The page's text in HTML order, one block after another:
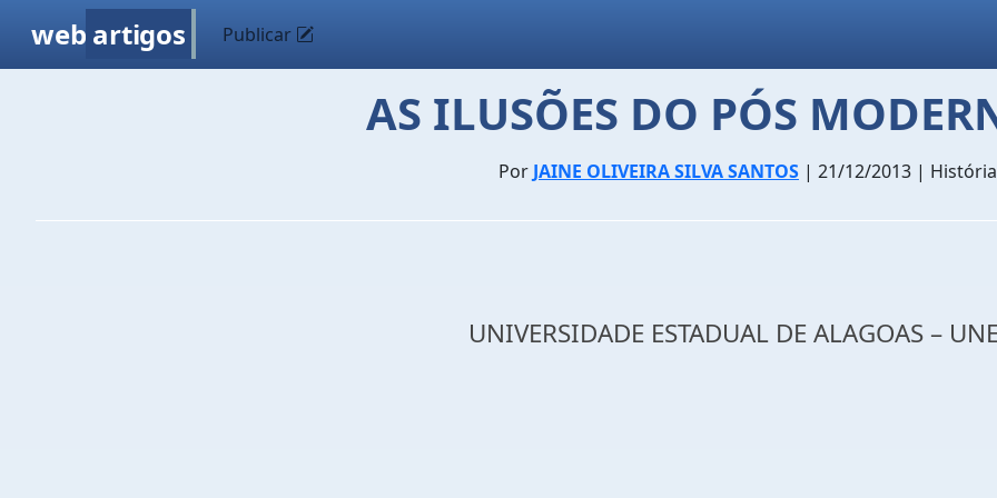
web artigos Publicar
AS ILUSÕES DO PÓS
Por JAINE OLIVEIRA SILVA SANTOS | 21/12/2013 | História
UNIVERSIDADE ESTADUAL DE ALAGOAS –